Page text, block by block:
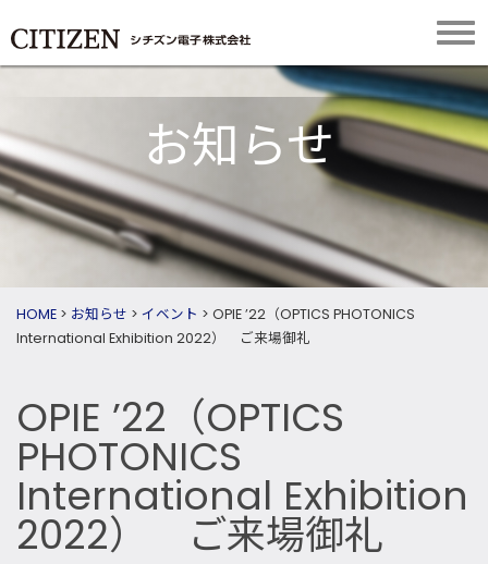
お知らせ
HOME > お知らせ > イベント > OPIE ’22（OPTICS PHOTONICS
International Exhibition 2022） ご来場御礼
OPIE ’22（OPTICS
PHOTONICS
International Exhibition
2022） ご来場御礼